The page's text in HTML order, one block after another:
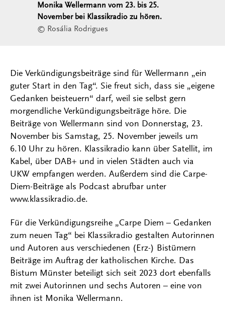
Monika Wellermann vom 23. bis 25.
November bei Klassikradio zu hören.
© Rosália Rodrigues
Die Verkündigungsbeiträge sind für Wellermann „ein
guter Start in den Tag“. Sie freut sich, dass sie „eigene
Gedanken beisteuern“ darf, weil sie selbst gern
morgendliche Verkündigungsbeiträge höre. Die
Beiträge von Wellermann sind von Donnerstag, 23.
November bis Samstag, 25. November jeweils um
6.10 Uhr zu hören. Klassikradio kann über Satellit, im
Kabel, über DAB+ und in vielen Städten auch via
UKW empfangen werden. Außerdem sind die Carpe-
Diem-Beiträge als Podcast abrufbar unter
www.klassikradio.de.
Für die Verkündigungsreihe „Carpe Diem – Gedanken
zum neuen Tag“ bei Klassikradio gestalten Autorinnen
und Autoren aus verschiedenen (Erz-) Bistümern
Beiträge im Auftrag der katholischen Kirche. Das
Bistum Münster beteiligt sich seit 2023 dort ebenfalls
mit zwei Autorinnen und sechs Autoren – eine von
ihnen ist Monika Wellermann.